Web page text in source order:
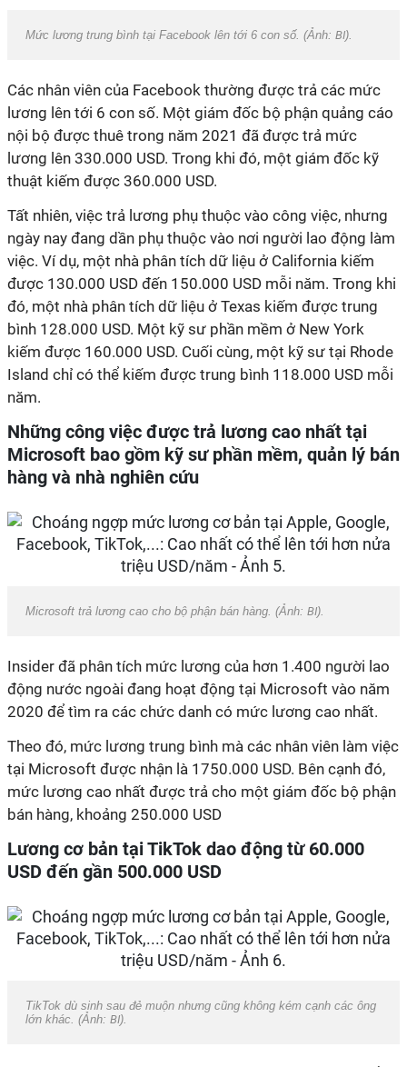
Mức lương trung bình tại Facebook lên tới 6 con số. (Ảnh: BI).
Các nhân viên của Facebook thường được trả các mức
lương lên tới 6 con số. Một giám đốc bộ phận quảng cáo
nội bộ được thuê trong năm 2021 đã được trả mức
lương lên 330.000 USD. Trong khi đó, một giám đốc kỹ
thuật kiếm được 360.000 USD.
Tất nhiên, việc trả lương phụ thuộc vào công việc, nhưng
ngày nay đang dần phụ thuộc vào nơi người lao động làm
việc. Ví dụ, một nhà phân tích dữ liệu ở California kiếm
được 130.000 USD đến 150.000 USD mỗi năm. Trong khi
đó, một nhà phân tích dữ liệu ở Texas kiếm được trung
bình 128.000 USD. Một kỹ sư phần mềm ở New York
kiếm được 160.000 USD. Cuối cùng, một kỹ sư tại Rhode
Island chỉ có thể kiếm được trung bình 118.000 USD mỗi
năm.
Những công việc được trả lương cao nhất tại
Microsoft bao gồm kỹ sư phần mềm, quản lý bán
hàng và nhà nghiên cứu
Microsoft trả lương cao cho bộ phận bán hàng. (Ảnh: BI).
Insider đã phân tích mức lương của hơn 1.400 người lao
động nước ngoài đang hoạt động tại Microsoft vào năm
2020 để tìm ra các chức danh có mức lương cao nhất.
Theo đó, mức lương trung bình mà các nhân viên làm việc
tại Microsoft được nhận là 1750.000 USD. Bên cạnh đó,
mức lương cao nhất được trả cho một giám đốc bộ phận
bán hàng, khoảng 250.000 USD
Lương cơ bản tại TikTok dao động từ 60.000
USD đến gần 500.000 USD
TikTok dù sinh sau đẻ muộn nhưng cũng không kém cạnh các ông
lớn khác. (Ảnh: BI).